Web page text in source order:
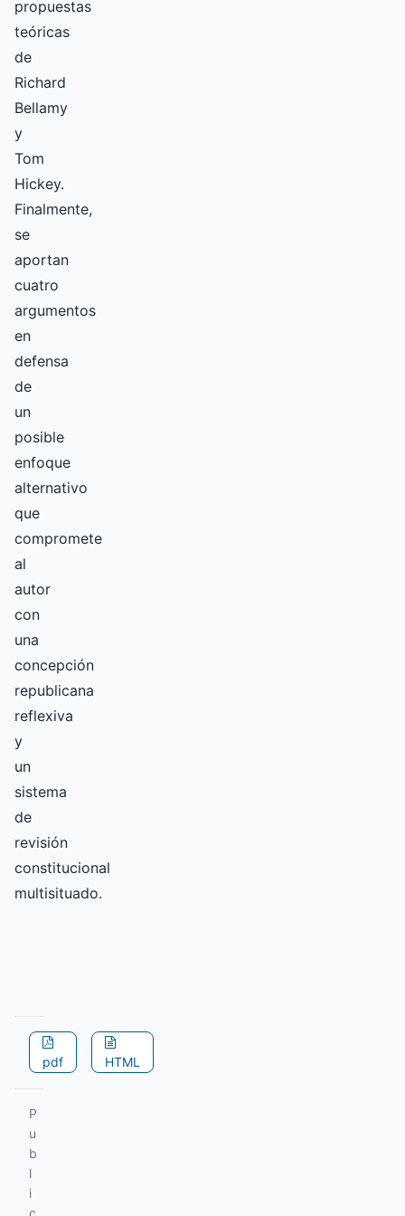
propuestas
teóricas
de
Richard
Bellamy
y
Tom
Hickey.
Finalmente,
se
aportan
cuatro
argumentos
en
defensa
de
un
posible
enfoque
alternativo
que
compromete
al
autor
con
una
concepción
republicana
reflexiva
y
un
sistema
de
revisión
constitucional
multisituado.
pdf HTML
P
u
b
l
i